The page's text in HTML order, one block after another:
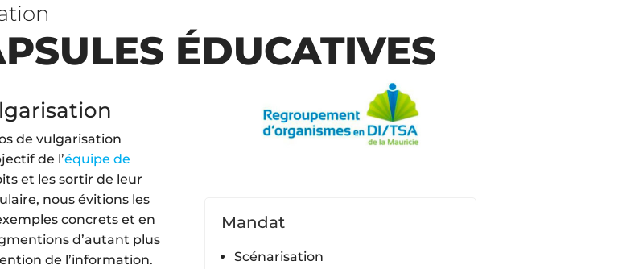
ÉDUCATIVES
de vulgarisation
de l’équipe de
et les sortir de leur
nous évitions les
concrets et en
d’autant plus
de l’information.
Mandat
Scénarisation